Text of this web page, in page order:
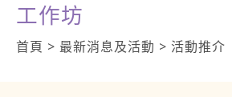
工作坊
首頁 > 最新消息及活動 > 活動推介